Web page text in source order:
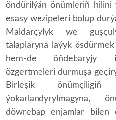
öndürilýän önümleriň hilini
esasy wezipeleri bolup
Maldarçylyk we
talaplaryna laýyk
hem-de öňdebaryjy
özgertmeleri durmuşa
Birleşik önümçiligiň
ýokarlandyrylmagyna,
döwrebap enjamlar bilen